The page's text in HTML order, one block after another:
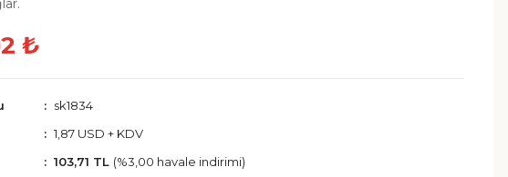
₺
sk1834
1,87 USD + KDV
103,71 TL (%3,00 havale indirimi)